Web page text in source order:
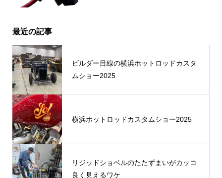
最近の記事
ビルダー目線の横浜ホットロッドカスタ
ムショー2025
横浜ホットロッドカスタムショー2025
リジッドショベルのたたずまいがカッコ
良く見えるワケ